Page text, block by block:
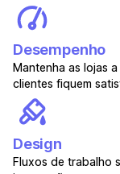
Desempenho
Mantenha as lojas
clientes fiquem
Design
Fluxos de trabalho